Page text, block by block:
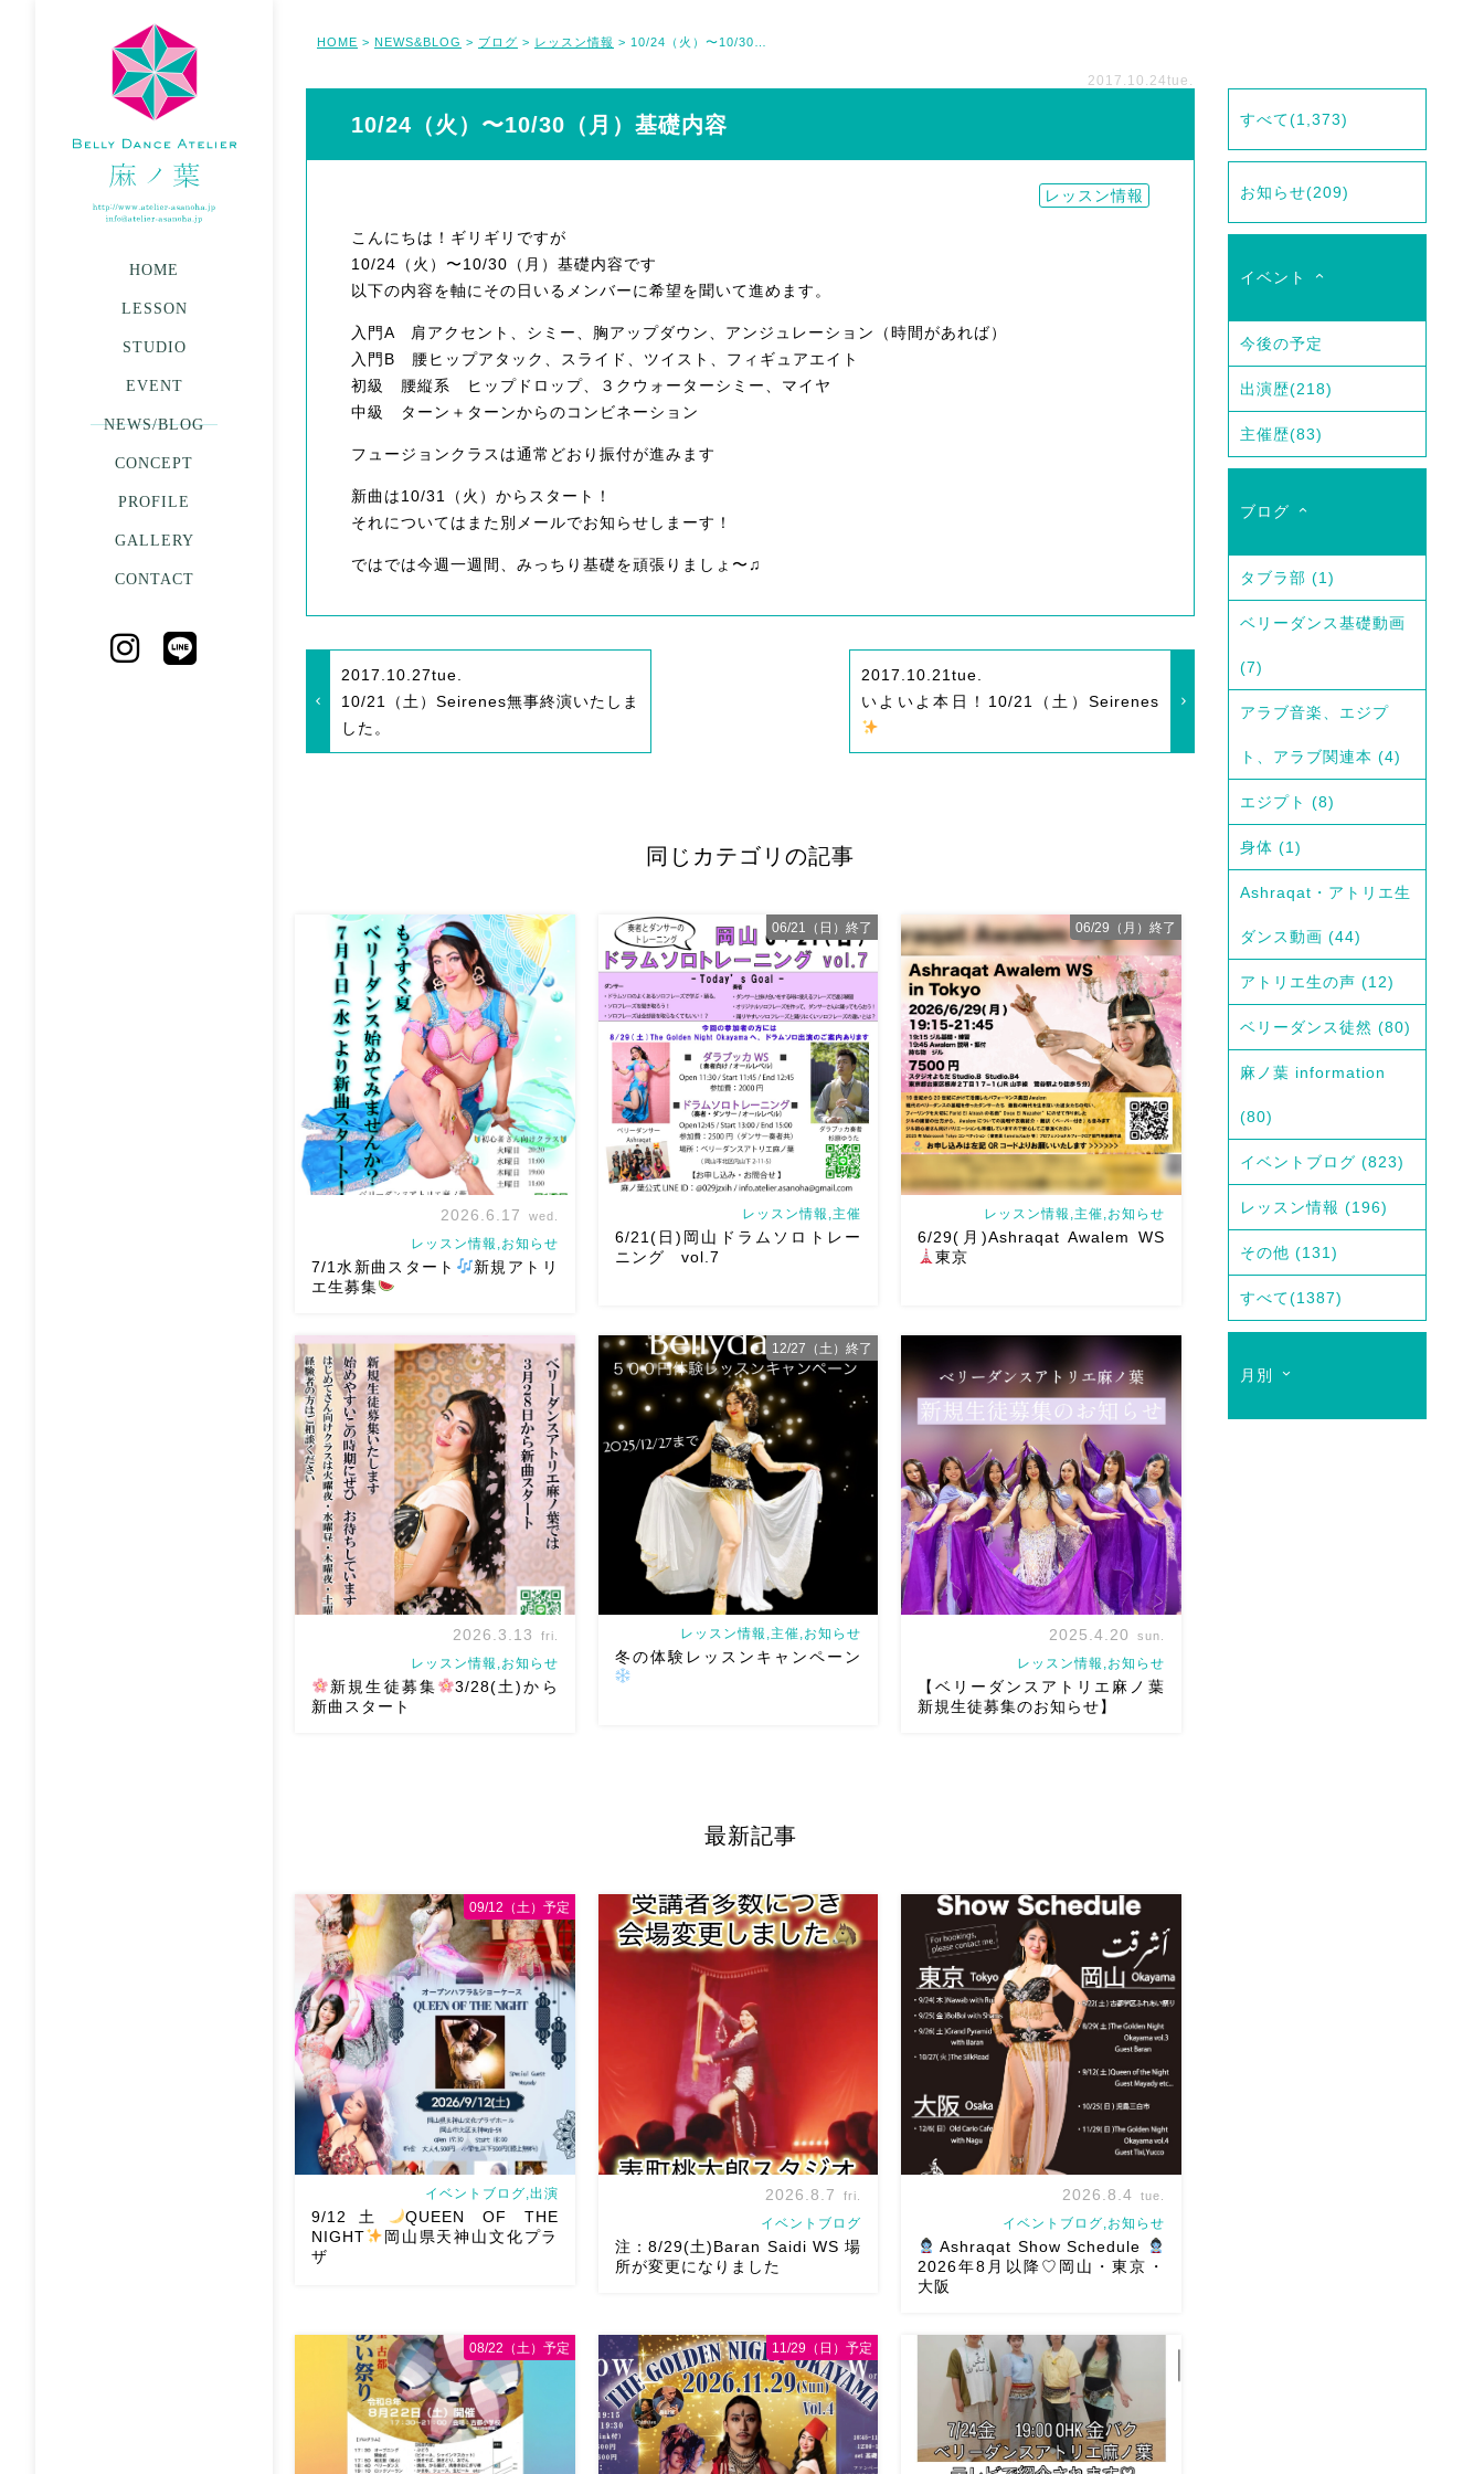
HOME
LESSON
STUDIO
EVENT
NEWS/BLOG
CONCEPT
PROFILE
GALLERY
CONTACT
HOME > NEWS&BLOG > ブログ > レッスン情報 >
2017.10.24tue.
10/24（火）〜10/30（月）基礎内容
レッスン情報
こんにちは！ギリギリですが
10/24（火）〜10/30（月）基礎内容です
以下の内容を軸にその日いるメンバーに希望を聞いて進めます。
入門A 肩アクセント、シミー、胸アップダウン、アンジュレーション（時間があれば）
入門B 腰ヒップアタック、スライド、ツイスト、フィギュアエイト
初級 腰縦系 ヒップドロップ、３クウォーターシミー、マイヤ
中級 ターン＋ターンからのコンビネーション
フュージョンクラスは通常どおり振付が進みます
新曲は10/31（火）からスタート！
それについてはまた別メールでお知らせしまーす！
ではでは今週一週間、みっちり基礎を頑張りましょ〜♫
2017.10.27tue.
10/21（土）Seirenes無事終演いたしま
した。
2017.10.21 tue.
いよいよ本日！10/21（土）Seirenes
すべて(1,373)
お知らせ(209)
イベント
今後の予定
出演歴(218)
主催歴(83)
ブログ
タブラ部 (1)
ベリーダンス基礎動画
(7)
アラブ音楽、エジプ
ト、アラブ関連本 (4)
エジプト (8)
身体 (1)
Ashraqat・アトリエ生
ダンス動画 (44)
アトリエ生の声 (12)
ベリーダンス徒然 (80)
麻ノ葉 information
(80)
イベントブログ (823)
レッスン情報 (196)
その他 (131)
すべて(1387)
月別
同じカテゴリの記事
岡山でベリーダンス始めて見ません
か？7/1水より新曲スタート
日焼け
せずに街中で身体を動かせる
音楽
とともに踊ることでリフレッシュ
表現することで違う自分になれる
な
どなど ₊˚ […]
2026.6.17 wed.
レッスン情報,お知らせ
7/1水新曲スタート
新規アトリ
エ生募集
一年と二ヶ月ぶりの岡山ドラムソロト
レーニング vol.7
今回は6/21(日)開催
です！ 最初にドラムソロトレーニング
の予習的なオールレベルダラブッカWS
もありますので奏者の方はぜひ
奏者
の方もダン […]
レッスン情報,主催
6/21(日)岡山ドラムソロトレー
ニング vol.7
06/21（日）終了
Ashraqat Awalem WSを6/29(月)に開
催させていただきます
最近東京
で踊らせていただくようになり
レッ
スンを受けたいとのありがたすぎるお
声をいただくようになりました
第 […]
レッスン情報,主催,お知らせ
6/29(月)Ashraqat Awalem WS
東京
06/29（月）終了
水曜日 11:00木曜日 19:00土曜日
11: […]
2026.3.13 fri.
レッスン情報,お知らせ
新規生徒募集
3/28(土)から
新曲スタート
円のレッスン体験が今年中は500円で体
ぜひ
【
初心者さん向けクラス
】 ・火曜日 […]
レッスン情報,主催,お知らせ
冬の体験レッスンキャンペーン
12/27（土）終了
り毎週レッスン開催しています ・オリ
エンタルな雰囲気が好きな方・ […]
2025.4.20 sun.
レッスン情報,お知らせ
【ベリーダンスアトリエ麻ノ葉
新規生徒募集のお知らせ】
最新記事
2026/9/12(土)Ricoさん主催
QUEEN OF THE NIGHT岡山県天神山
文化プラザ Guestに女神
@mayadyorientaldance さん
イベントブログ,出演
9/12土
QUEEN OF THE
NIGHT
岡山県天神山文化プラ
ザ
09/12（土）予定
8/29（土）Baran Saidi WSお申し込み
多数につき会場変更しました♡ 表町桃
太郎スタジオ岡山県岡山市 北区表町2丁
目6-64 4階 ショー会場から近いの
で、安心♡駅からもバスで天満屋バス
2026.8.7 fri.
イベントブログ
注：8/29(土)Baran Saidi WS 場
所が変更になりました
8月以降のショースケジュールです♡皆
様にお会いできますように
ご予約は
メッセージください
お待ちしていま
す
Ashraqat Show Schedule
2026.8.4 tue.
イベントブログ,お知らせ
Ashraqat Show Schedule
2026年8月以降♡岡山・東京・
大阪
08/22（土）予定 11/29（日）予定